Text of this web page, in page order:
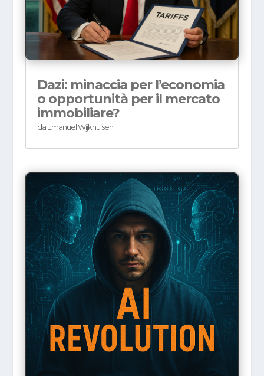
Dazi: minaccia per l’economia
o opportunità per il mercato
immobiliare?
daEmanuel Wijkhuisen